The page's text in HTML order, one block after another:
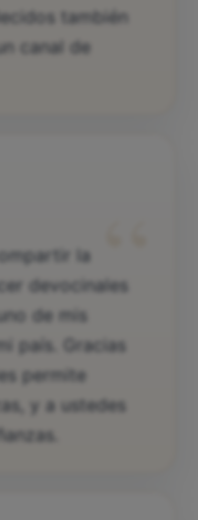
también
canal de
“
la
devocinales
de mis
país. Gracias
permite
y a ustedes